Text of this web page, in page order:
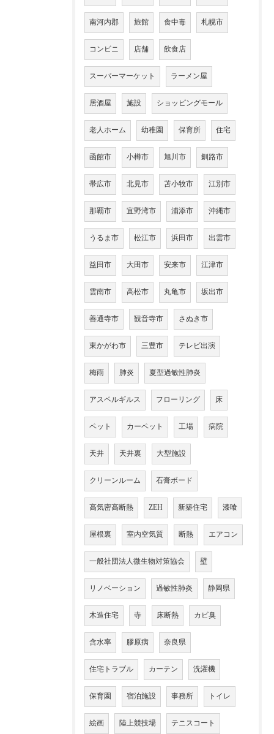
南河内郡 旅館 食中毒 札幌市
コンビニ 店舗 飲食店
スーパーマーケット ラーメン屋
居酒屋 施設 ショッピングモール
老人ホーム 幼稚園 保育所 住宅
函館市 小樽市 旭川市 釧路市
帯広市 北見市 苫小牧市 江別市
那覇市 宜野湾市 浦添市 沖縄市
うるま市 松江市 浜田市 出雲市
益田市 大田市 安来市 江津市
雲南市 高松市 丸亀市 坂出市
善通寺市 観音寺市 さぬき市
東かがわ市 三豊市 テレビ出演
梅雨 肺炎 夏型過敏性肺炎
アスペルギルス フローリング 床
ペット カーペット 工場 病院
天井 天井裏 大型施設
クリーンルーム 石膏ボード
高気密高断熱 ZEH 新築住宅 漆喰
屋根裏 室内空気質 断熱 エアコン
一般社団法人微生物対策協会 壁
リノベーション 過敏性肺炎 静岡県
木造住宅 寺 床断熱 カビ臭
含水率 膠原病 奈良県
住宅トラブル カーテン 洗濯機
保育園 宿泊施設 事務所 トイレ
絵画 陸上競技場 テニスコート